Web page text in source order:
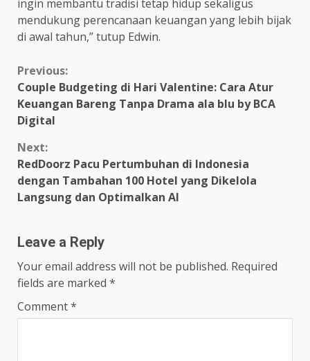
ingin membantu tradisi tetap hidup sekaligus
mendukung perencanaan keuangan yang lebih bijak
di awal tahun,” tutup Edwin.
Continue
Reading
Previous:
Couple Budgeting di Hari Valentine: Cara Atur
Keuangan Bareng Tanpa Drama ala blu by BCA
Digital
Next:
RedDoorz Pacu Pertumbuhan di Indonesia
dengan Tambahan 100 Hotel yang Dikelola
Langsung dan Optimalkan AI
Leave a Reply
Your email address will not be published. Required
fields are marked *
Comment*